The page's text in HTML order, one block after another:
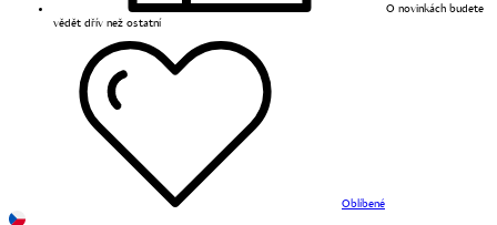
O novinkách budete
vědět dřív než ostatní
Oblíbené